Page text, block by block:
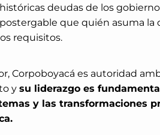
deudas de los
que quién asuma la
requisitos.
Corpoboyacá es autoridad
y su liderazgo es
y las transformaciones